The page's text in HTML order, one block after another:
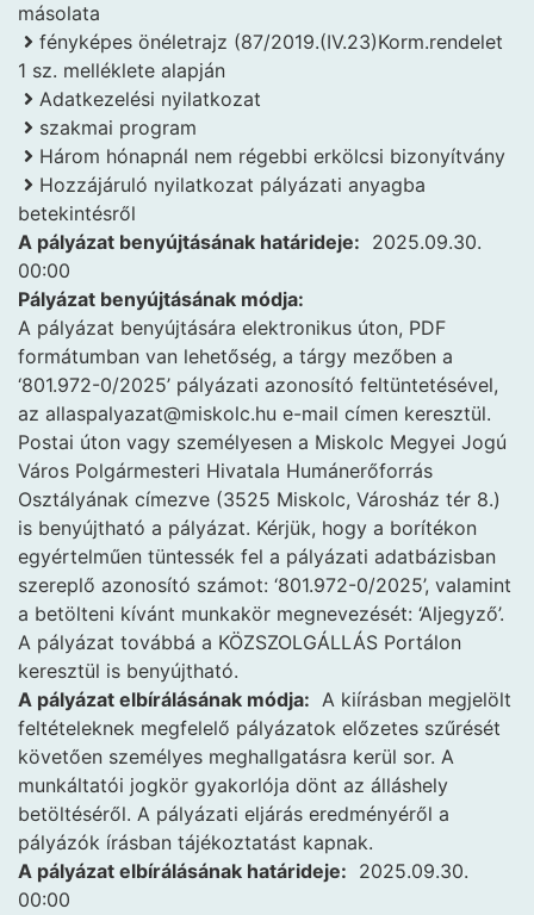
másolata
fényképes önéletrajz (87/2019.(IV.23)Korm.rendelet
1 sz. melléklete alapján
Adatkezelési nyilatkozat
szakmai program
Három hónapnál nem régebbi erkölcsi bizonyítvány
Hozzájáruló nyilatkozat pályázati anyagba
betekintésről
A pályázat benyújtásának határideje: 2025.09.30.
00:00
Pályázat benyújtásának módja:
A pályázat benyújtására elektronikus úton, PDF
formátumban van lehetőség, a tárgy mezőben a
‘801.972-0/2025’ pályázati azonosító feltüntetésével,
az allaspalyazat@miskolc.hu e-mail címen keresztül.
Postai úton vagy személyesen a Miskolc Megyei Jogú
Város Polgármesteri Hivatala Humánerőforrás
Osztályának címezve (3525 Miskolc, Városház tér 8.)
is benyújtható a pályázat. Kérjük, hogy a borítékon
egyértelműen tüntessék fel a pályázati adatbázisban
szereplő azonosító számot: ‘801.972-0/2025’, valamint
a betölteni kívánt munkakör megnevezését: ‘Aljegyző’.
A pályázat továbbá a KÖZSZOLGÁLLÁS Portálon
keresztül is benyújtható.
A pályázat elbírálásának módja: A kiírásban megjelölt
feltételeknek megfelelő pályázatok előzetes szűrését
követően személyes meghallgatásra kerül sor. A
munkáltatói jogkör gyakorlója dönt az álláshely
betöltéséről. A pályázati eljárás eredményéről a
pályázók írásban tájékoztatást kapnak.
A pályázat elbírálásának határideje: 2025.09.30.
00:00